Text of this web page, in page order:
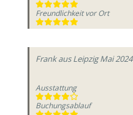
Freundlichkeit vor Ort
Frankaus Leipzig Mai 2024
Ausstattung
Buchungsablauf